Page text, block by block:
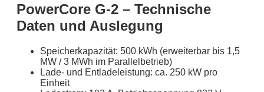
Jetzt unverbindliches Angebot erhalten
Bitte lasse dieses Feld leer.
PowerCore G-2 – Technische
Daten und Auslegung
Speicherkapazität: 500 kWh (erweiterbar bis 1,5
MW / 3 MWh im Parallelbetrieb)
Lade- und Entladeleistung: ca. 250 kW pro
Einheit